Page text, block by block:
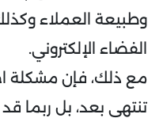
وطبيعة العملاء
الفضاء الإلكتروني.
مع ذلك، فإن مشكلة
تنتهي بعد، بل ربما